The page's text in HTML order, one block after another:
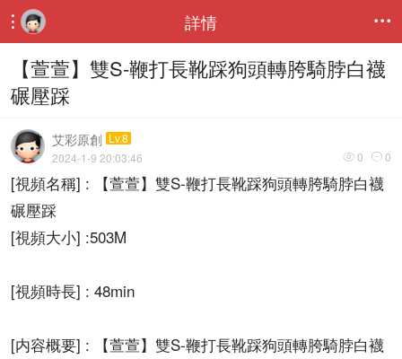
 詳情 
【萱萱】雙S-鞭打長靴踩狗頭轉胯騎脖白襪
碾壓踩
艾彩原創 Lv.8
 0  0
2024-1-9 20:03:46
[視頻名稱] : 【萱萱】雙S-鞭打長靴踩狗頭轉胯騎脖白襪
碾壓踩
[視頻大小] :503M
[視頻時長] : 48min
[内容概要] : 【萱萱】雙S-鞭打長靴踩狗頭轉胯騎脖白襪